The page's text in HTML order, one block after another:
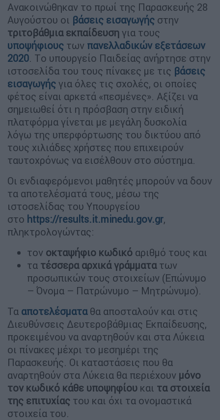
Ανακοινώθηκαν το πρωί της Παρασκευής 28
Αυγούστου οι βάσεις εισαγωγής στην
τριτοβάθμια εκπαίδευση για τους
υποψήφιους των πανελλαδικών εξετάσεων
2020. Tο υπουργείο Παιδείας ανήρτησε στην
ιστοσελίδα του τους πίνακες με τις βάσεις
εισαγωγής για όλες τις σχολές, οι οποίες
φέτος είναι αρκετά «πεσμένες». Αξίζει να
σημειωθεί ότι η πρόσβαση στην ειδική
πλατφόρμα γίνεται με μεγάλη δυσκολία
λόγω της υπερφόρτωσης του δικτύου από
τους χιλιάδες χρήστες που επιχειρούν
ταυτοχρόνως να εισέλθουν στο σύστημα.
Οι ενδιαφερόμενοι μαθητές μπορούν να δουν
τα αποτελέσματά τους, μέσω της
ιστοσελίδας του Υπουργείου
στο https://results.it.minedu.gov.gr,
πληκτρολογώντας:
τον οκταψήφιο κωδικό αριθμό τους και
τα τέσσερα αρχικά γράμματατων
προσωπικών τους στοιχείων (Επώνυμο
– Όνομα – Πατρώνυμο – Μητρώνυμο).
Τα αποτελέσματα θα αποσταλούν και στις
Διευθύνσεις Δευτεροβάθμιας Εκπαίδευσης,
προκειμένου να αναρτηθούν και στα Λύκεια
οι πίνακες μέχρι το μεσημέρι της
Παρασκευής. Οι καταστάσεις που θα
αναρτηθούν στα Λύκεια θα περιέχουν μόνο
τον κωδικό κάθε υποψηφίου και τα στοιχεία
της επιτυχίας του και όχι τα ονομαστικά
στοιχεία του.